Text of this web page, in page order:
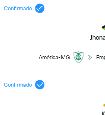
Confirmado
América-MG
Confirmado